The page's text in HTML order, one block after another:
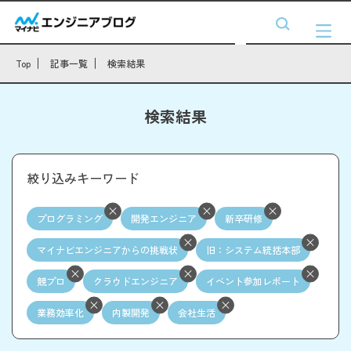
Top 記事一覧 検索結果
検索結果
絞り込みキーワード
プログラミング 開発エンジニア 新卒研修
マイナビエンジニアからの挑戦状 旧：システム統括本部
競プロ クラウドエンジニア イベント参加レポート
業務効率化 内製開発 会社生活